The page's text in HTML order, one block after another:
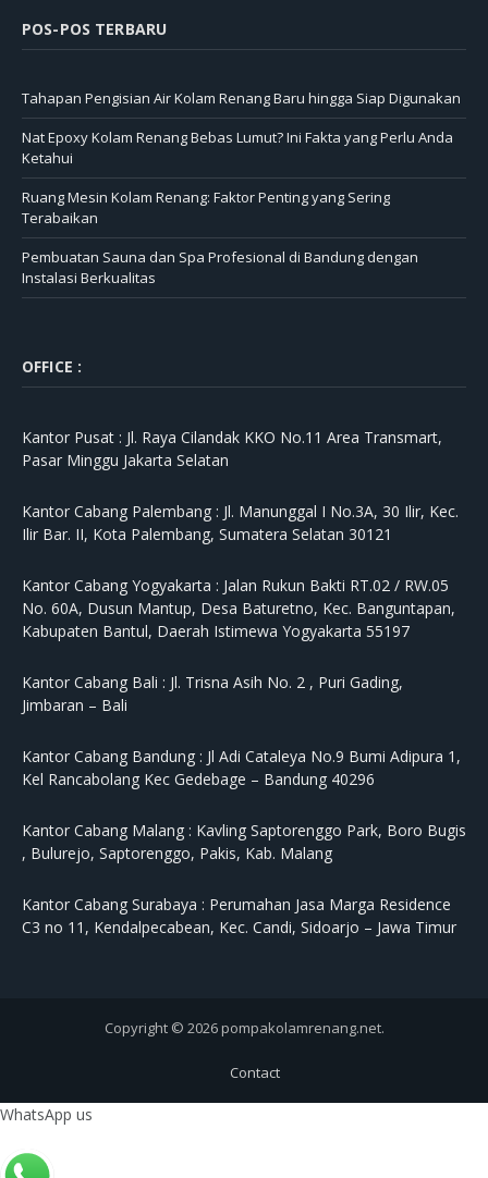
POS-POS TERBARU
Tahapan Pengisian Air Kolam Renang Baru hingga Siap Digunakan
Nat Epoxy Kolam Renang Bebas Lumut? Ini Fakta yang Perlu Anda
Ketahui
Ruang Mesin Kolam Renang: Faktor Penting yang Sering
Terabaikan
Pembuatan Sauna dan Spa Profesional di Bandung dengan
Instalasi Berkualitas
OFFICE :
Kantor Pusat : Jl. Raya Cilandak KKO No.11 Area Transmart,
Pasar Minggu Jakarta Selatan
Kantor Cabang Palembang : Jl. Manunggal I No.3A, 30 Ilir, Kec.
Ilir Bar. II, Kota Palembang, Sumatera Selatan 30121
Kantor Cabang Yogyakarta : Jalan Rukun Bakti RT.02 / RW.05
No. 60A, Dusun Mantup, Desa Baturetno, Kec. Banguntapan,
Kabupaten Bantul, Daerah Istimewa Yogyakarta 55197
Kantor Cabang Bali : Jl. Trisna Asih No. 2 , Puri Gading,
Jimbaran – Bali
Kantor Cabang Bandung : Jl Adi Cataleya No.9 Bumi Adipura 1,
Kel Rancabolang Kec Gedebage – Bandung 40296
Kantor Cabang Malang : Kavling Saptorenggo Park, Boro Bugis
, Bulurejo, Saptorenggo, Pakis, Kab. Malang
Kantor Cabang Surabaya : Perumahan Jasa Marga Residence
C3 no 11, Kendalpecabean, Kec. Candi, Sidoarjo – Jawa Timur
Copyright © 2026 pompakolamrenang.net.
Contact
WhatsApp us